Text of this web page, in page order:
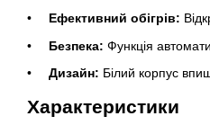
Ефективний обігрів:
Безпека: Функція
Дизайн: Білий корпус
Характеристики